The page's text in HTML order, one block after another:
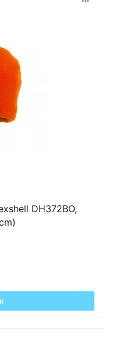
DH372BO,